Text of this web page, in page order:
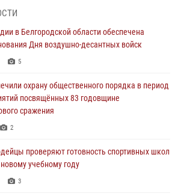
увековечили в новой музейной
музея‑диорамы «Курская битва.
3
проверяют готовность спортивных школ
учебному году
общественную безопасность празднования
г. Белгорода от немецко -
в Белгородской области обеспечена
Дня воздушно-десантных войск
5
охрану общественного порядка в период
посвящённых 83 годовщине
сражения
2
проверяют готовность спортивных школ
учебному году
3